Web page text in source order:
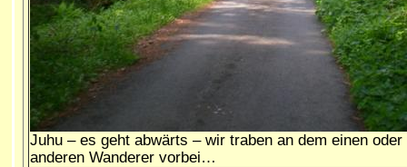
Juhu – es geht abwärts – wir traben an dem einen oder
anderen Wanderer vorbei…